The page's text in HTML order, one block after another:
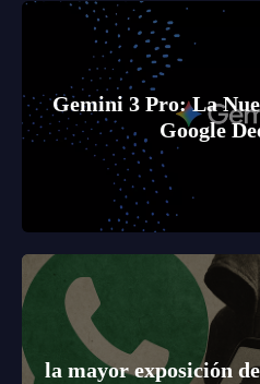
Gemini 3 Pro: La
Google
la mayor exposición